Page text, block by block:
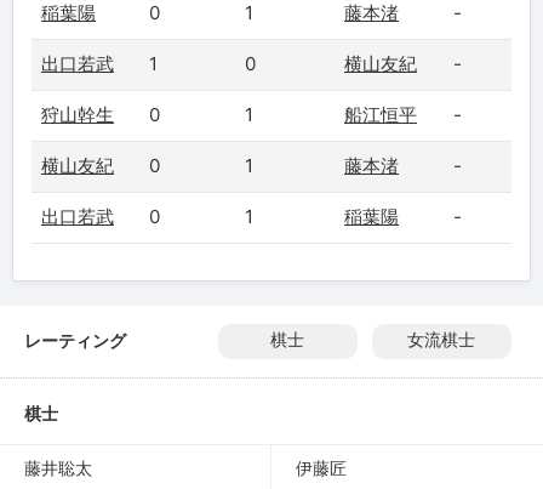
稲葉陽 0 1 藤本渚 -
出口若武 1 0 横山友紀 -
狩山幹生 0 1 船江恒平 -
横山友紀 0 1 藤本渚 -
出口若武 0 1 稲葉陽 -
レーティング 棋士 女流棋士
棋士
藤井聡太 伊藤匠